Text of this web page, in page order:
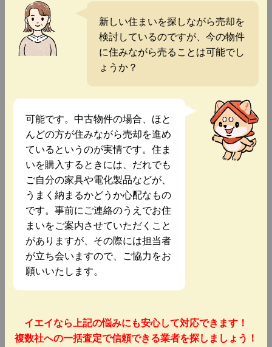
新しい住まいを探しながら売却を
検討しているのですが、今の物件
に住みながら売ることは可能でし
ょうか？
可能です。中古物件の場合、ほと
んどの方が住みながら売却を進め
ているというのが実情です。住ま
いを購入するときには、だれでも
ご自分の家具や電化製品などが、
うまく納まるかどうか心配なもの
です。事前にご連絡のうえでお住
まいをご案内させていただくこと
がありますが、その際には担当者
が立ち会いますので、ご協力をお
願いいたします。
イエイなら上記の悩みにも安心して対応できます！
複数社への一括査定で信頼できる業者を探しましょう！